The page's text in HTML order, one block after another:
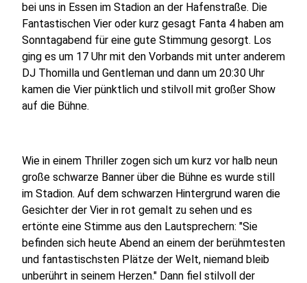
bei uns in Essen im Stadion an der Hafenstraße. Die
Fantastischen Vier oder kurz gesagt Fanta 4 haben am
Sonntagabend für eine gute Stimmung gesorgt. Los
ging es um 17 Uhr mit den Vorbands mit unter anderem
DJ Thomilla und Gentleman und dann um 20:30 Uhr
kamen die Vier pünktlich und stilvoll mit großer Show
auf die Bühne.
Wie in einem Thriller zogen sich um kurz vor halb neun
große schwarze Banner über die Bühne es wurde still
im Stadion. Auf dem schwarzen Hintergrund waren die
Gesichter der Vier in rot gemalt zu sehen und es
ertönte eine Stimme aus den Lautsprechern: "Sie
befinden sich heute Abend an einem der berühmtesten
und fantastischsten Plätze der Welt, niemand bleib
unberührt in seinem Herzen." Dann fiel stilvoll der